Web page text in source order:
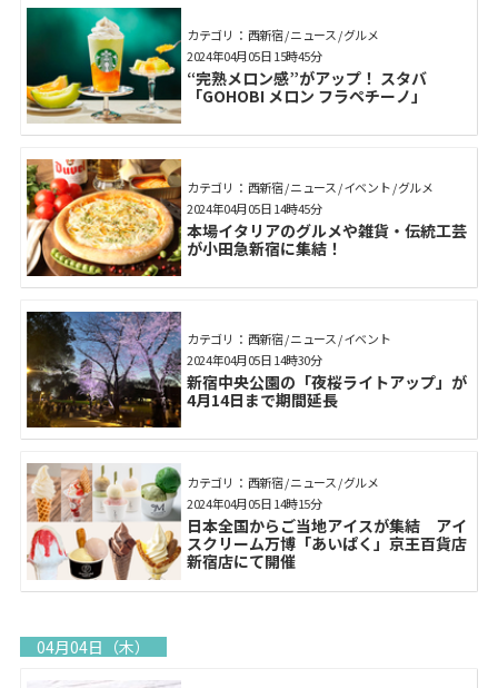
カテゴリ： 西新宿 / ニュース / グルメ
“完熟メロン感”がアップ！ スタバ
「GOHOBI メロン フラペチーノ」
2024年04月05日 15時45分
カテゴリ： 西新宿 / ニュース / イベント / グルメ
本場イタリアのグルメや雑貨・伝統工芸
が小田急新宿に集結！
2024年04月05日 14時45分
カテゴリ： 西新宿 / ニュース / イベント
新宿中央公園の「夜桜ライトアップ」が
4月14日まで期間延長
2024年04月05日 14時30分
カテゴリ： 西新宿 / ニュース / グルメ
日本全国からご当地アイスが集結 アイ
スクリーム万博「あいぱく」京王百貨店
新宿店にて開催
2024年04月05日 14時15分
04月04日（木）